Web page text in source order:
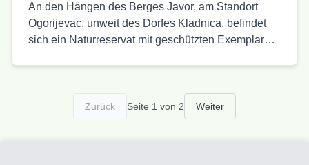
An den Hängen des Berges Javor, am Standort
Ogorijevac, unweit des Dorfes Kladnica, befindet
sich ein Naturreservat mit geschützten Exemplaren
Zurück Seite 1 von 2 Weiter